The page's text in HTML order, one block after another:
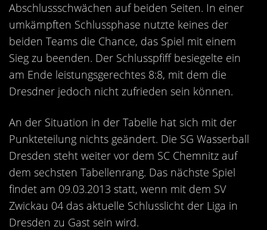
Abschlussschwächen auf beiden Seiten. In einer
umkämpften Schlussphase nutzte keines der
beiden Teams die Chance, das Spiel mit einem
Sieg zu beenden. Der Schlusspfiff besiegelte ein
am Ende leistungsgerechtes 8:8, mit dem die
Dresdner jedoch nicht zufrieden sein können.
An der Situation in der Tabelle hat sich mit der
Punkteteilung nichts geändert. Die SG Wasserball
Dresden steht weiter vor dem SC Chemnitz auf
dem sechsten Tabellenrang. Das nächste Spiel
findet am 09.03.2013 statt, wenn mit dem SV
Zwickau 04 das aktuelle Schlusslicht der Liga in
Dresden zu Gast sein wird.